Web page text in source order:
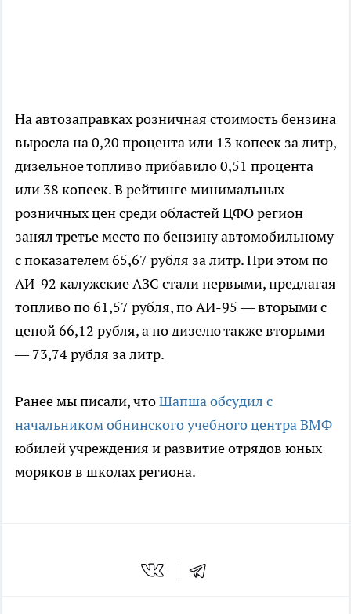
На автозаправках розничная стоимость бензина
выросла на 0,20 процента или 13 копеек за литр,
дизельное топливо прибавило 0,51 процента
или 38 копеек. В рейтинге минимальных
розничных цен среди областей ЦФО регион
занял третье место по бензину автомобильному
с показателем 65,67 рубля за литр. При этом по
АИ-92 калужские АЗС стали первыми, предлагая
топливо по 61,57 рубля, по АИ-95 — вторыми с
ценой 66,12 рубля, а по дизелю также вторыми
— 73,74 рубля за литр.
Ранее мы писали, чтоШапша обсудил с
начальником обнинского учебного центра ВМФ
юбилей учреждения и развитие отрядов юных
моряков в школах региона.